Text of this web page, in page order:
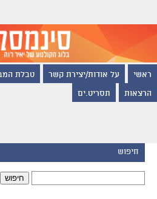
ראשי על אודות/יצירת קשר טבלת
הרצאות תסריט.ים
חיפוש